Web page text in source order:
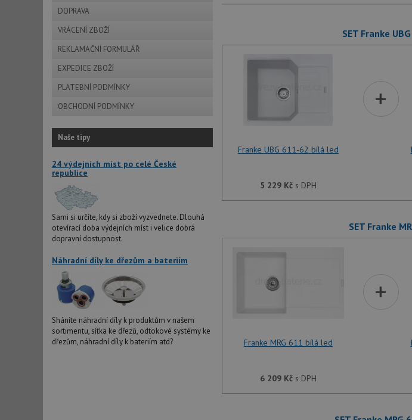
DOPRAVA
VRÁCENÍ ZBOŽÍ
REKLAMAČNÍ FORMULÁŘ
EXPEDICE ZBOŽÍ
PLATEBNÍ PODMÍNKY
OBCHODNÍ PODMÍNKY
Naše tipy
24 výdejních míst po celé České
republice
Sami si určíte, kdy si zboží vyzvednete. Dlouhá
otevírací doba výdejních míst i velice dobrá
dopravní dostupnost.
Náhradní díly ke dřezům a bateriím
Sháníte náhradní díly k produktům v našem
sortimentu, sítka ke dřezů, odtokové systémy ke
dřezům, náhradní díly k bateriím atd?
SET Franke
Franke UBG 611-62 bílá led
5 229 Kčs DPH
+
SET Franke
Franke MRG 611 bílá led
6 209 Kčs DPH
+